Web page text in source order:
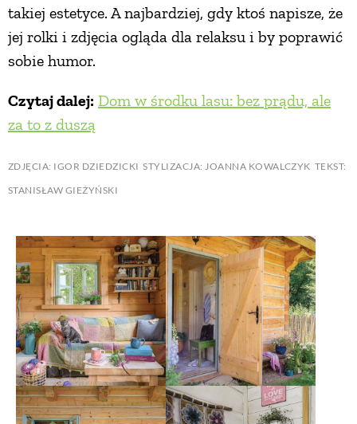
takiej estetyce. A najbardziej, gdy ktoś napisze, że
jej rolki i zdjęcia ogląda dla relaksu i by poprawić
sobie humor.
Czytaj dalej: Dom w środku lasu: bez prądu, ale
za to z duszą
ZDJĘCIA: IGOR DZIEDZICKI STYLIZACJA: JOANNA KOWALCZYK TEKST:
STANISŁAW GIEŻYŃSKI